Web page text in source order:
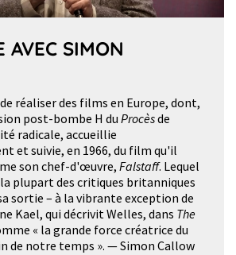
AVEC SIMON
réaliser des films en Europe, dont,
post-bombe H du Procèsde
radicale, accueillie
et suivie, en 1966, du film qu'il
son chef-d'œuvre, Falstaff. Lequel
plupart des critiques britanniques
sortie – à la vibrante exception de
Kael, qui décrivit Welles, dans The
« la grande force créatrice du
de notre temps ». — Simon Callow